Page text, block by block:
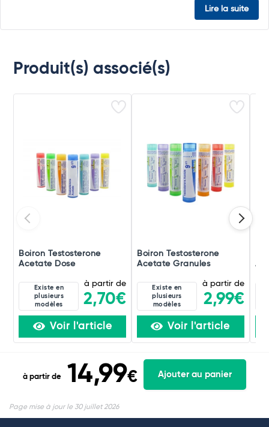
Lire la suite
Produit(s) associé(s)
Boiron Testosterone
Acetate Dose
Existe en
plusieurs
modèles
à partir de
2,70€
Voir l'article
Boiron Testosterone
Acetate Granules
Existe en
plusieurs
modèles
à partir de
2,99€
Voir l'article
à partir de 14,99€ Ajouter au panier
Page mise à jour le 30 juillet 2026